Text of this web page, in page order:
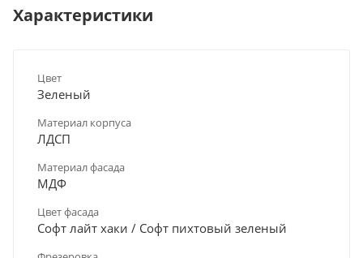
Характеристики
Цвет
Зеленый
Материал корпуса
ЛДСП
Материал фасада
МДФ
Цвет фасада
Софт лайт хаки / Софт пихтовый зеленый